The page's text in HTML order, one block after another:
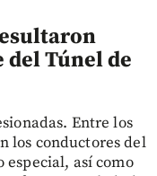
del Túnel de
Entre los
los conductores del
así como